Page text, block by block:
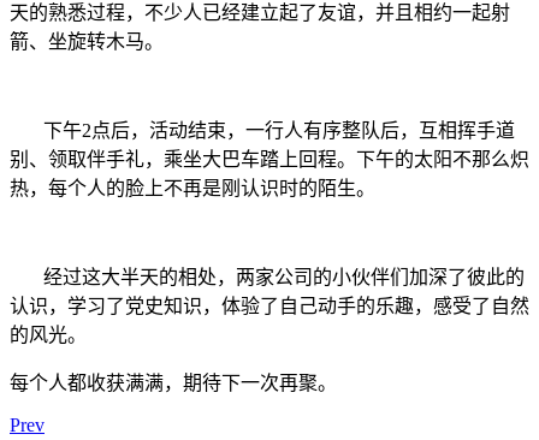
天的熟悉过程，不少人已经建立起了友谊，并且相约一起射
箭、坐旋转木马。
下午2点后，活动结束，一行人有序整队后，互相挥手道
别、领取伴手礼，乘坐大巴车踏上回程。下午的太阳不那么炽
热，每个人的脸上不再是刚认识时的陌生。
经过这大半天的相处，两家公司的小伙伴们加深了彼此的
认识，学习了党史知识，体验了自己动手的乐趣，感受了自然
的风光。
每个人都收获满满，期待下一次再聚。
Prev